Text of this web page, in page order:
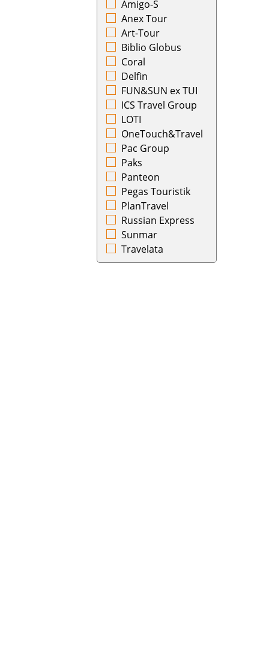
Омск
Оренбург
Орск
Осака
Ош
Пенза
Петрозаводск
Петропавловск-
Камчатский
Псков
Ростов-на-Дону
Самарканд
Саранск
Саратов
Симферополь
Сочи
Ставрополь
Стамбул
Словакия
Словения
США
Узбекистан
Филиппины
Финляндия
Франция
Хорватия
Чехия
Швейцария
Швеция
Эстония
ЮАР
Южная Корея
Ямайка
Япония
Amigo-S
Anex Tour
Art-Tour
Biblio Globus
Coral
Delfin
FUN&SUN ex TUI
ICS Travel Group
LOTI
OneTouch&Travel
Pac Group
Paks
Panteon
Pegas Touristik
PlanTravel
Russian Express
Sunmar
Travelata